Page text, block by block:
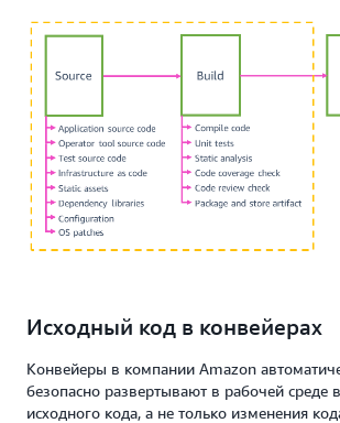
Исходный код в конвейерах
Конвейеры в компании Amazon
безопасно развертывают в рабочей среде
исходного кода, а не только изменения